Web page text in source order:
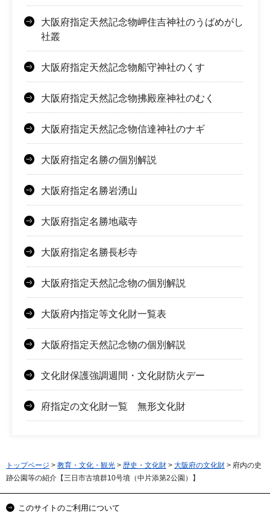
大阪府指定天然記念物岬住吉神社のうばめがし
社叢
大阪府指定天然記念物船守神社のくす
大阪府指定天然記念物拂殿座神社のむく
大阪府指定天然記念物信達神社のナギ
大阪府指定名勝の個別解説
大阪府指定名勝岩湧山
大阪府指定名勝地蔵寺
大阪府指定名勝長杉寺
大阪府指定天然記念物の個別解説
大阪府内指定等文化財一覧表
大阪府指定天然記念物の個別解説
文化財保護強調週間・文化財防火デー
府指定の文化財一覧 無形文化財
トップページ > 教育・文化・観光 > 歴史・文化財 > 大阪府の文化財 > 府内の史
跡公園等の紹介【三日市古墳群10号墳（中片添第2公園）】
このサイトのご利用について